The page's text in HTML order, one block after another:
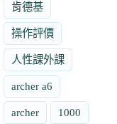
肯德基
操作評價
人性課外課
archer a6
archer 1000